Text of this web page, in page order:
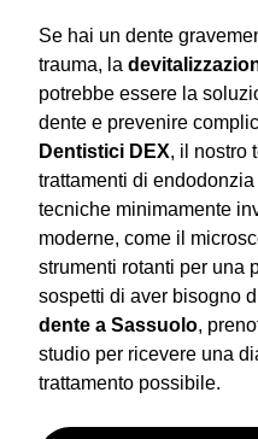
Se hai un dente
trauma, la
potrebbe essere la
dente e prevenire
Dentistici DEX, il nostro
trattamenti di
tecniche minimamente
moderne, come il
strumenti rotanti per una
sospetti di aver bisogno
dente a Sassuolo,
studio per ricevere una
trattamento possibile.